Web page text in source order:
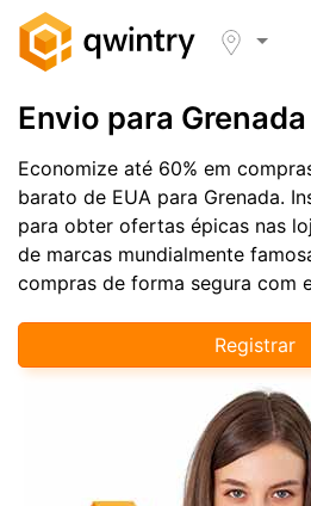
Envio para
Economize até 60% em
barato de EUA para Grenada.
para obter ofertas épicas nas
de marcas mundialmente
compras de forma segura com
Registrar